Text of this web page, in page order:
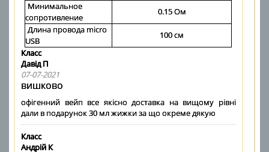
Минимальное
сопротивление
0.15 Ом
Длина провода micro
USB
100 см
Класс
Давід П
07-07-2021
вишково
офігенний вейп все якісно доставка на вищому рівні
дали в подарунок 30 мл жижки за що окреме дякую
Класс
Андрій К